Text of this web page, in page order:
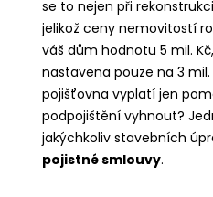
se to nejen při
jelikož ceny nemovitostí
váš dům hodnotu 5 mil.
nastavena pouze na 3
pojišťovna vyplatí jen
podpojištění vyhnout?
jakýchkoliv stavebních
pojistné smlouvy.